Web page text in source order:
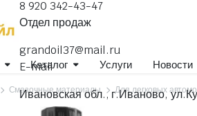
8 920 342-43-47
Отдел продаж
grandoil37@mail.ru
E-mail
Ивановская обл., г.Иваново,
Каталог Услуги Новости
Смазочные материалы Для легковых